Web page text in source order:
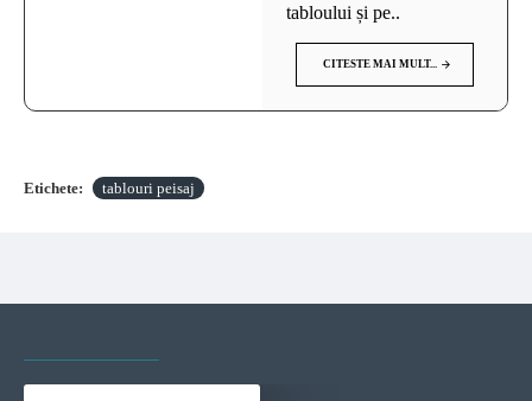
tabloului și pe..
CITESTE MAI MULT...
Etichete: tablouri peisaj